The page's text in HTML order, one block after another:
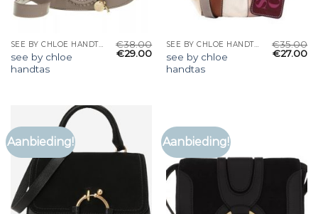
SEE BY CHLOE HANDTAS
see by chloe
handtas
€38.00
€29.00
SEE BY CHLOE HANDTAS
see by chloe
handtas
€35.00
€27.00
Aanbieding! Aanbieding!